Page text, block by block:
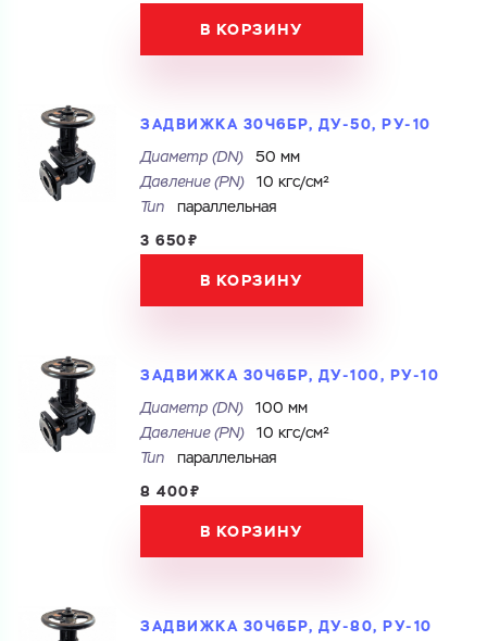
получить. Мы свяжемся с вами в ближайшее время.
В КОРЗИНУ
ЗАДВИЖКА 30Ч6БР, ДУ-50, РУ-10
Диаметр (DN)
50 мм
Давление (PN)
10 кгс/см²
Тип
параллельная
3 650₽
В КОРЗИНУ
ЗАДВИЖКА 30Ч6БР, ДУ-100, РУ-10
Диаметр (DN)
100 мм
Давление (PN)
10 кгс/см²
Тип
параллельная
8 400₽
В КОРЗИНУ
ЗАДВИЖКА 30Ч6БР, ДУ-80, РУ-10